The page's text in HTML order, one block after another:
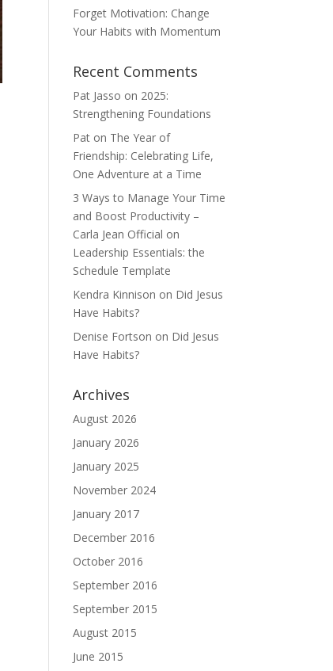
Forget Motivation: Change
Your Habits with Momentum
Recent Comments
Pat Jasso on 2025:
Strengthening Foundations
Pat on The Year of
Friendship: Celebrating Life,
One Adventure at a Time
3 Ways to Manage Your Time
and Boost Productivity –
Carla Jean Official on
Leadership Essentials: the
Schedule Template
Kendra Kinnison on Did Jesus
Have Habits?
Denise Fortson on Did Jesus
Have Habits?
Archives
August 2026
January 2026
January 2025
November 2024
January 2017
December 2016
October 2016
September 2016
September 2015
August 2015
June 2015